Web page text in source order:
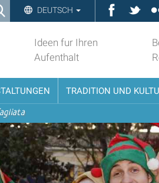
Ricerca DEUTSCH Facebook
Ideen fur Ihren
Aufenthalt
TRADITION UND